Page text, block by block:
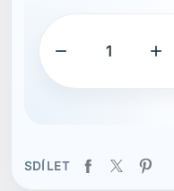
 
SDÍLET